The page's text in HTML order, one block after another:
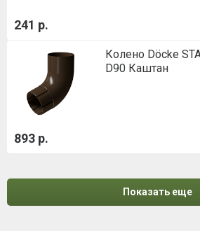
241 р.
Колено Döcke
D90 Каштан
893 р.
Показать еще